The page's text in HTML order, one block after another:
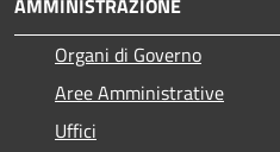
Organi di Governo
Aree Amministrative
Uffici